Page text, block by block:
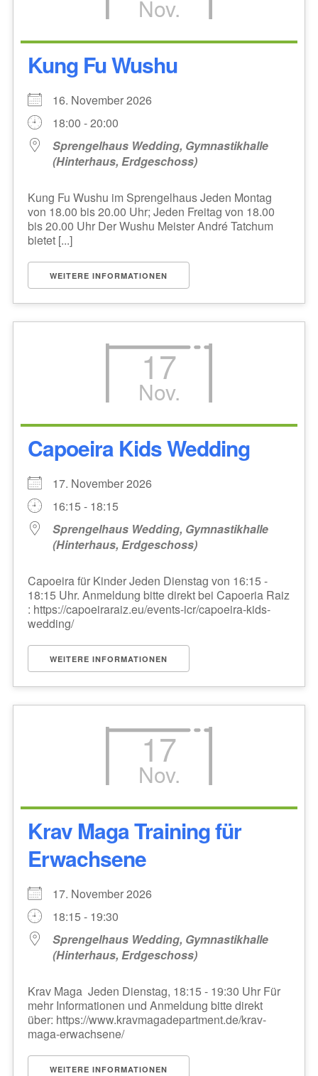
Nov.
Kung Fu Wushu
16. November 2026
18:00 - 20:00
Sprengelhaus Wedding, Gymnastikhalle
(Hinterhaus, Erdgeschoss)
Kung Fu Wushu im Sprengelhaus Jeden Montag
von 18.00 bis 20.00 Uhr; Jeden Freitag von 18.00
bis 20.00 Uhr Der Wushu Meister André Tatchum
bietet [...]
WEITERE INFORMATIONEN
17
Nov.
Capoeira Kids Wedding
17. November 2026
16:15 - 18:15
Sprengelhaus Wedding, Gymnastikhalle
(Hinterhaus, Erdgeschoss)
Capoeira für Kinder Jeden Dienstag von 16:15 -
18:15 Uhr. Anmeldung bitte direkt bei Capoeria Raiz
: https://capoeiraraiz.eu/events-icr/capoeira-kids-
wedding/
WEITERE INFORMATIONEN
17
Nov.
Krav Maga Training für
Erwachsene
17. November 2026
18:15 - 19:30
Sprengelhaus Wedding, Gymnastikhalle
(Hinterhaus, Erdgeschoss)
Krav Maga Jeden Dienstag, 18:15 - 19:30 Uhr Für
mehr Informationen und Anmeldung bitte direkt
über: https://www.kravmagadepartment.de/krav-
maga-erwachsene/
WEITERE INFORMATIONEN